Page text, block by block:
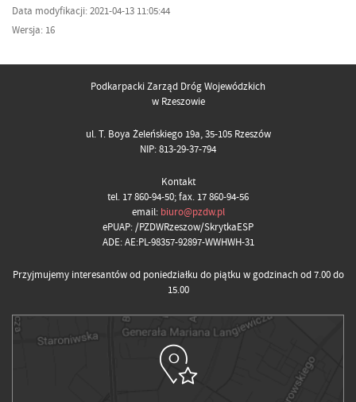
Data modyfikacji: 2021-04-13 11:05:44
Wersja: 16
Podkarpacki Zarząd Dróg Wojewódzkich
w Rzeszowie
ul. T. Boya Żeleńskiego 19a, 35-105 Rzeszów
NIP: 813-29-37-794
Kontakt
tel. 17 860-94-50; fax. 17 860-94-56
email: biuro@pzdw.pl
ePUAP: /PZDWRzeszow/SkrytkaESP
ADE: AE:PL-98357-92897-WWHWH-31
Przyjmujemy interesantów od poniedziałku do piątku w godzinach od 7.00 do
15.00